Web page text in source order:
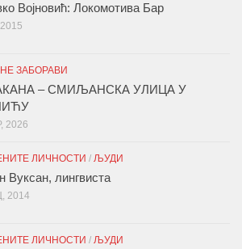
Војновић: Локомотива Бар
ЗАБОРАВИ
– СМИЉАНСКА УЛИЦА У
2026
ЛИЧНОСТИ / ЉУДИ
Вуксан, лингвиста
2014
ЛИЧНОСТИ / ЉУДИ